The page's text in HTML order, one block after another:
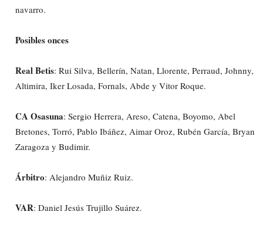
navarro.
Posibles onces
Real Betis: Rui Silva, Bellerín, Natan, Llorente, Perraud, Johnny,
Altimira, Iker Losada, Fornals, Abde y Vitor Roque.
CA Osasuna: Sergio Herrera, Areso, Catena, Boyomo, Abel
Bretones, Torró, Pablo Ibáñez, Aimar Oroz, Rubén García, Bryan
Zaragoza y Budimir.
Árbitro: Alejandro Muñiz Ruiz.
VAR: Daniel Jesús Trujillo Suárez.